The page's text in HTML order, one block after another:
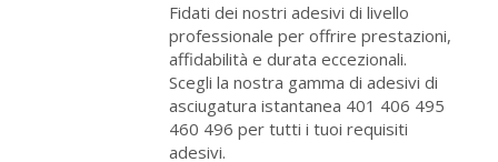
Fidati dei nostri adesivi di livello
professionale per offrire prestazioni,
affidabilità e durata eccezionali.
Scegli la nostra gamma di adesivi di
asciugatura istantanea 401 406 495
460 496 per tutti i tuoi requisiti
adesivi.